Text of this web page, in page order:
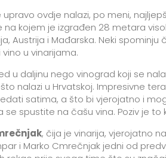
ovdje nalazi, po meni,
na kojem je izgrađen 28 metara
Austrija i Mađarska. Neki
u vinarijama.
u daljinu nego vinograd koji se
nalazi u Hrvatskoj. Impresivne
satima, a što bi vjerojatno i
se spustite na čašu vina. Poziv je
, čija je vinarija, vjerojatno
i Marko Cmrečnjak jedni od